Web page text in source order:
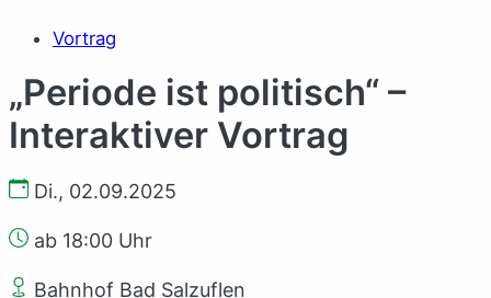
Vortrag
„Periode ist politisch“ –
Interaktiver Vortrag
Di., 02.09.2025
ab 18:00 Uhr
Bahnhof Bad Salzuflen